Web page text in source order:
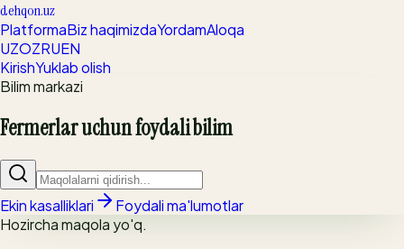
dehqon.uz
PlatformaBiz haqimizdaYordamAloqa
UZOZRUEN
KirishYuklab olish
Bilim markazi
Fermerlar uchun foydali bilim
Ekin kasalliklari
Foydali ma'lumotlar
Hozircha maqola yo'q.